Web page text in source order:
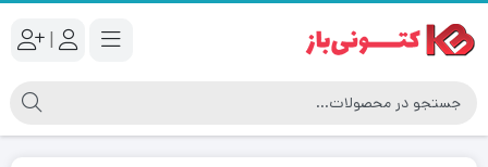
|